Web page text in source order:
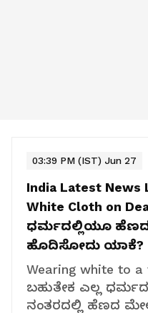
03:39 PM (IST) Jun 27
India Latest News
White Cloth on
ಧರ್ಮದಲ್ಲಿಯೂ ಹೆಣದ
ಹೊದಿಸೋದು ಯಾಕೆ?
Wearing white to a
ಬಹುತೇಕ ಎಲ್ಲ
ನಂತರದಲ್ಲಿ ಹೆಣದ